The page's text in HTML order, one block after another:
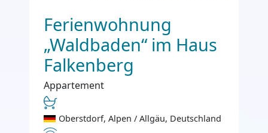
Ferienwohnung
„Waldbaden“ im Haus
Falkenberg
Appartement
Oberstdorf, Alpen / Allgäu, Deutschland